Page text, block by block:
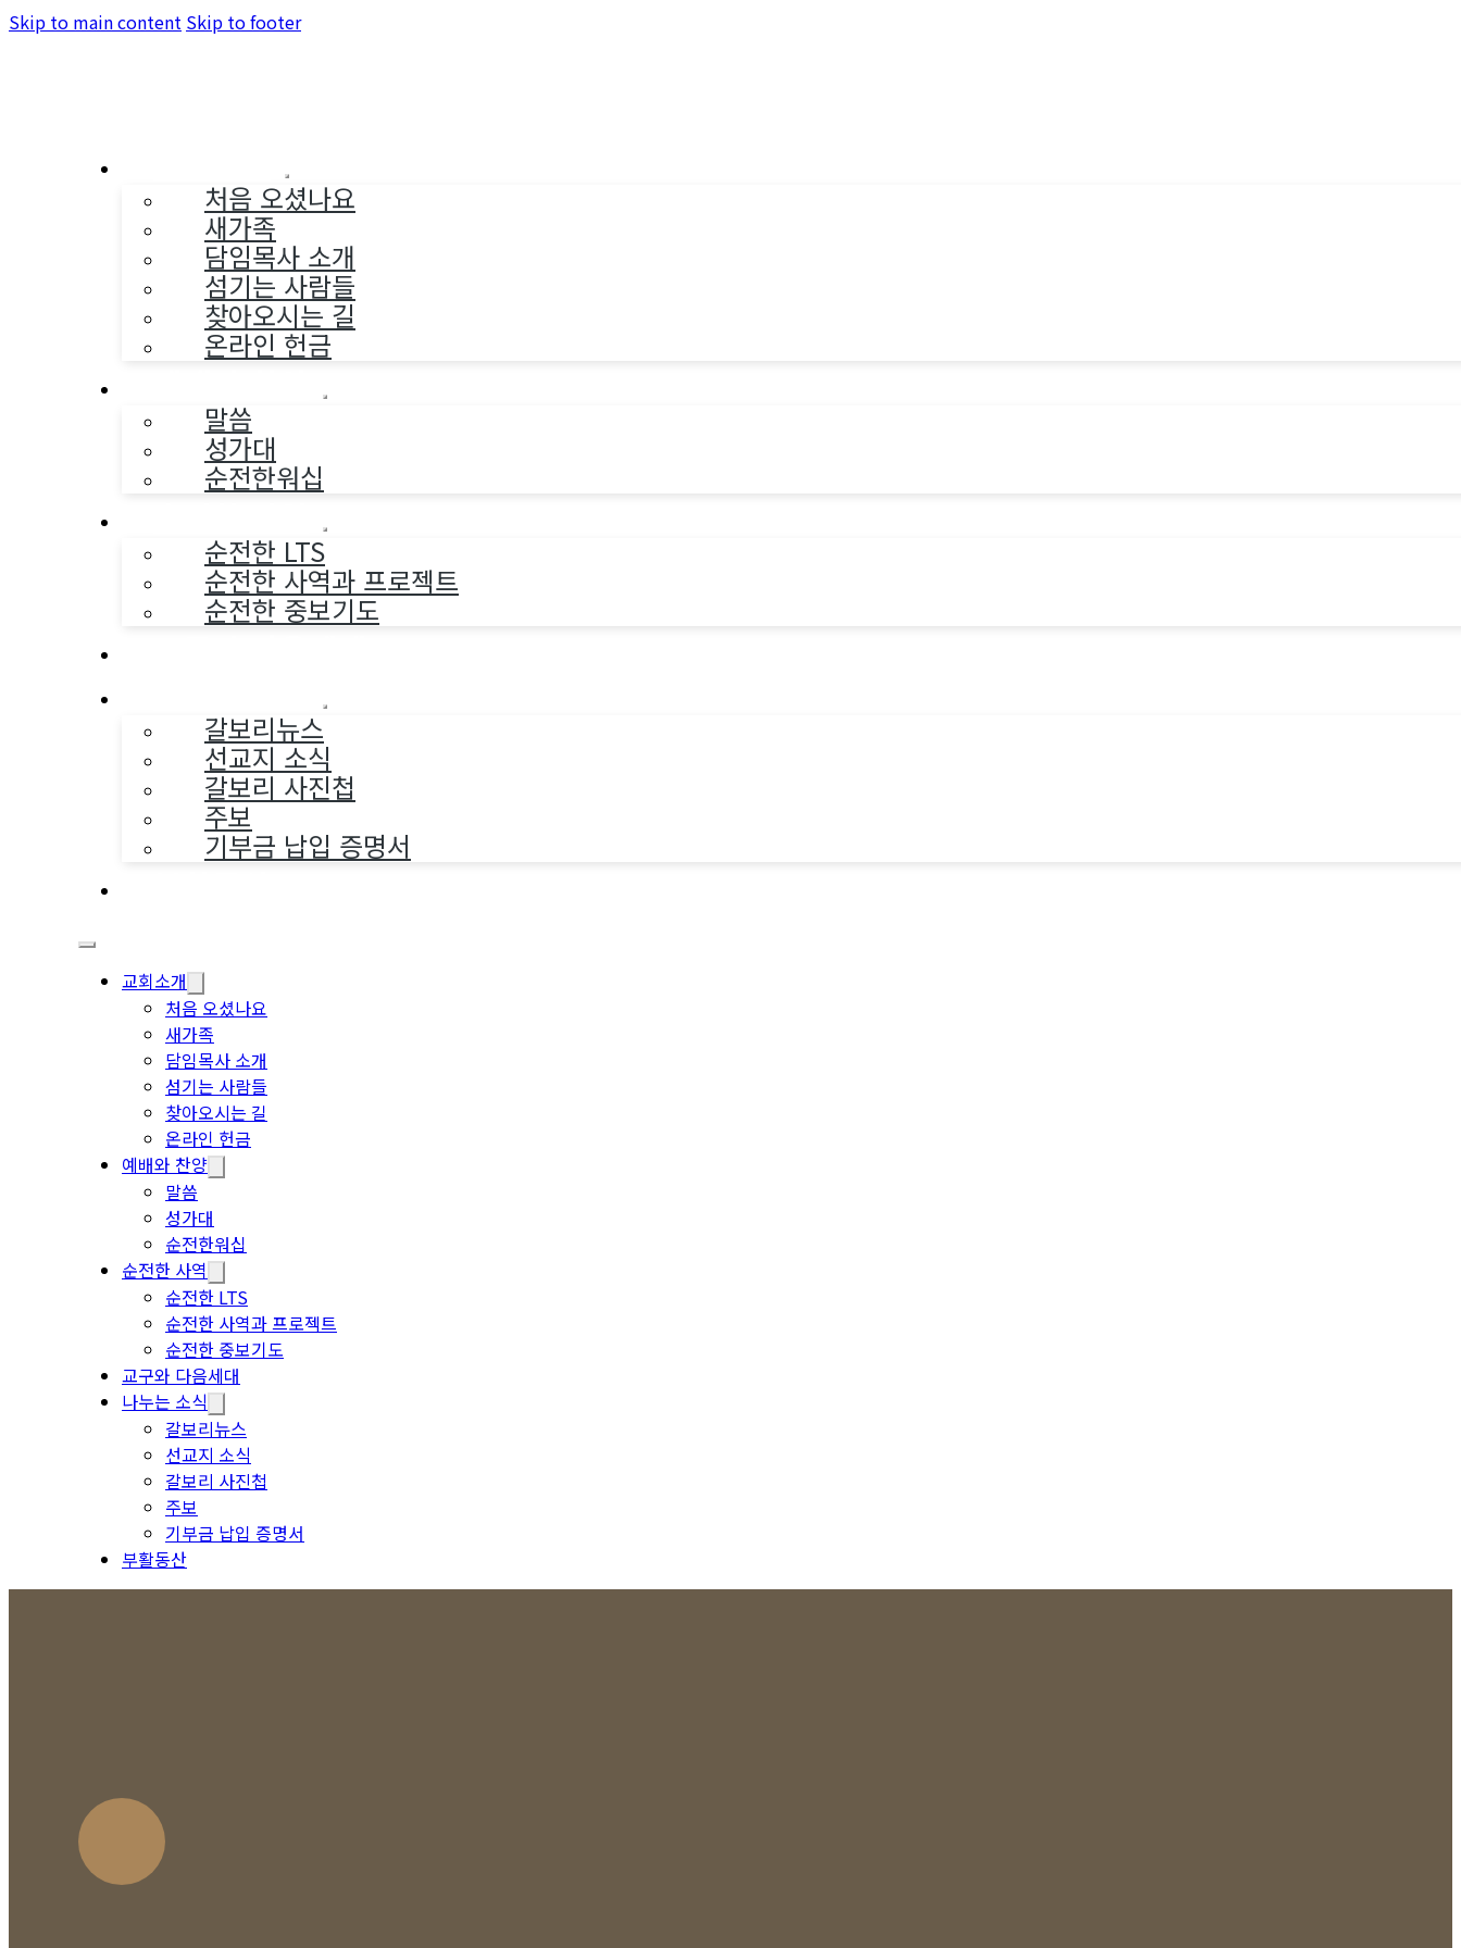
Skip to main content Skip to footer
처음 오셨나요
새가족
담임목사 소개
섬기는 사람들
찾아오시는 길
온라인 헌금
말씀
성가대
순전한워십
순전한 LTS
순전한 사역과 프로젝트
순전한 중보기도
갈보리뉴스
선교지 소식
갈보리 사진첩
주보
기부금 납입 증명서
교회소개
처음 오셨나요
새가족
담임목사 소개
섬기는 사람들
찾아오시는 길
온라인 헌금
예배와 찬양
말씀
성가대
순전한워십
순전한 사역
순전한 LTS
순전한 사역과 프로젝트
순전한 중보기도
교구와 다음세대
나누는 소식
갈보리뉴스
선교지 소식
갈보리 사진첩
주보
기부금 납입 증명서
부활동산